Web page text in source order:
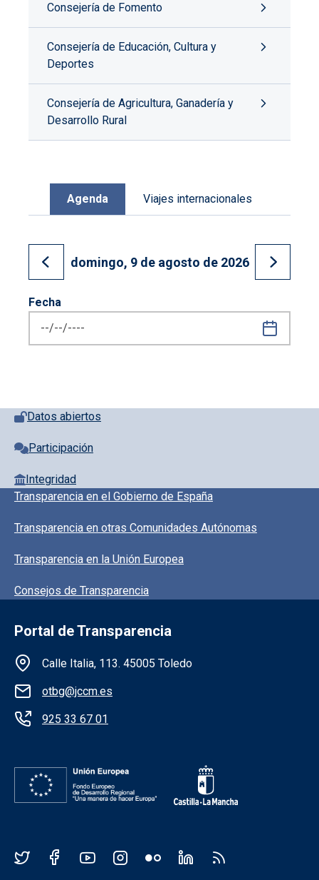
Consejería de Fomento
Consejería de Educación, Cultura y
Deportes
Consejería de Agricultura, Ganadería y
Desarrollo Rural
Agenda Viajes internacionales
Ir al día anterior
domingo, 9 de agosto de 2026
Ir al día
Fecha
Pie de página con iconos
Datos abiertos
Participación
Integridad
Pie de pagina información
Transparencia en el Gobierno de España
Transparencia en otras Comunidades Autónomas
Transparencia en la Unión Europea
Consejos de Transparencia
Portal de Transparencia
Información de la institución
Calle Italia, 113. 45005 Toledo
otbg@jccm.es
925 33 67 01
Redes sociales JCCM